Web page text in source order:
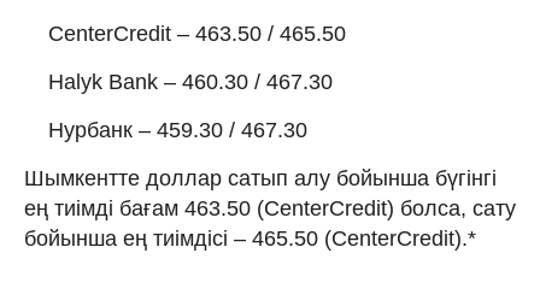
CenterCredit – 463.50 / 465.50
Halyk Bank – 460.30 / 467.30
Нурбанк – 459.30 / 467.30
Шымкентте доллар сатып алу бойынша бүгінгі
ең тиімді бағам 463.50 (CenterCredit) болса, сату
бойынша ең тиімдісі – 465.50 (CenterCredit).*